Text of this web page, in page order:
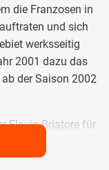
die Franzosen in
und sich
werksseitig
2001 dazu das
der Saison 2002
Flavio Briatore für
und
Der smarte